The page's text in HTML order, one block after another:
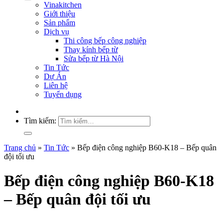
Vinakitchen
Giới thiệu
Sản phẩm
Dịch vụ
Thi công bếp công nghiệp
Thay kính bếp từ
Sửa bếp từ Hà Nội
Tin Tức
Dự Án
Liên hệ
Tuyển dụng
Tìm kiếm:
Trang chủ » Tin Tức » Bếp điện công nghiệp B60-K18 – Bếp quân
đội tối ưu
Bếp điện công nghiệp B60-K18
– Bếp quân đội tối ưu